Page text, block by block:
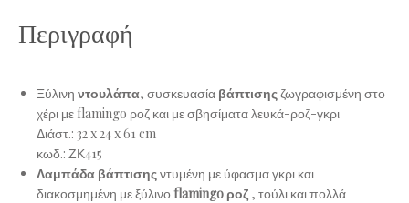
Περιγραφή
Ξύλινη ντουλάπα, συσκευασία βάπτισηςζωγραφισμένη στο
χέρι με flamingo ροζ και με σβησίματα λευκά-ροζ-γκρι
Διάστ.: 32 x 24 x 61 cm
κωδ.: ΖΚ415
Λαμπάδα βάπτισηςντυμένη με ύφασμα γκρι και
διακοσμημένη με ξύλινοflamingoροζ , τούλι και πολλά